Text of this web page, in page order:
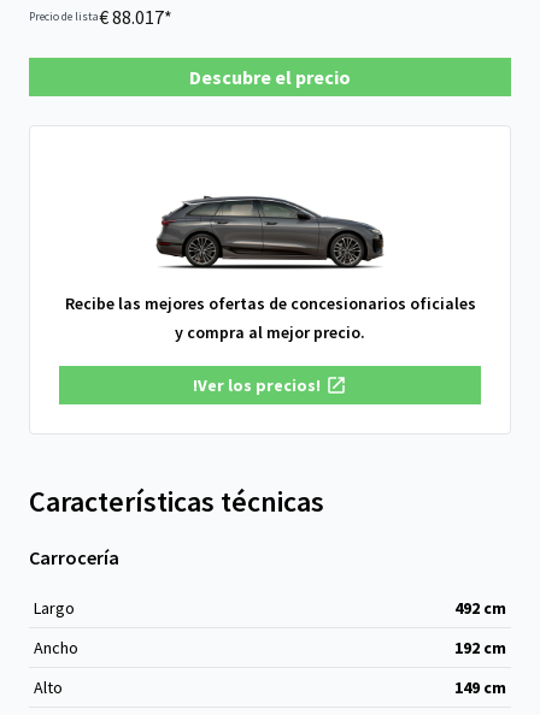
Precio de lista€ 88.017*
Descubre el precio
Recibe las mejores ofertas de concesionarios oficiales
y compra al mejor precio.
!Ver los precios!
Características técnicas
Carrocería
Largo 492 cm
Ancho
192 cm
Alto
149 cm